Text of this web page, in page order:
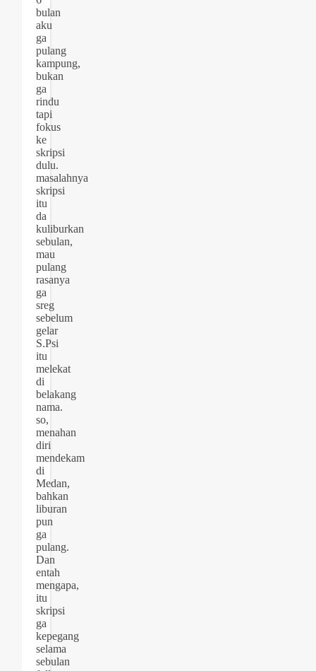
bulan
aku
ga
pulang
kampung,
bukan
ga
rindu
tapi
fokus
ke
skripsi
dulu.
masalahnya
skripsi
itu
da
kuliburkan
sebulan,
mau
pulang
rasanya
ga
sreg
sebelum
gelar
S.Psi
itu
melekat
di
belakang
nama.
so,
menahan
diri
mendekam
di
Medan,
bahkan
liburan
pun
ga
pulang.
Dan
entah
mengapa,
itu
skripsi
ga
kepegang
selama
sebulan